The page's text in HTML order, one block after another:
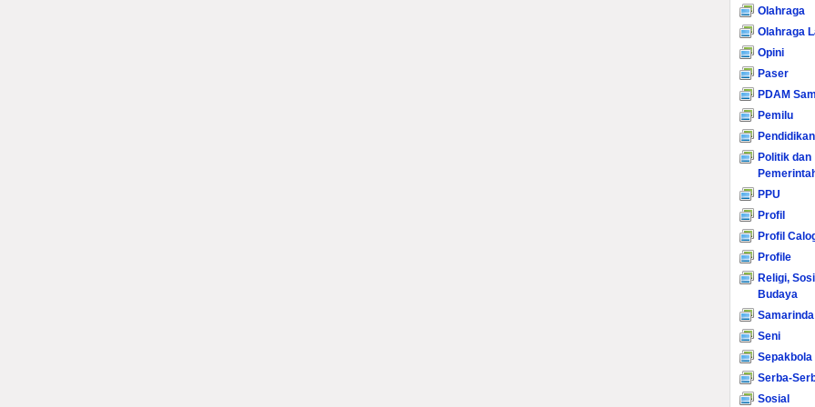
Olahraga
Olahraga
Opini
Paser
PDAM
Pemilu
Pendidikan
Politik dan
PPU
Profil
Profil
Profile
Religi,
Budaya
Samarinda
Seni
Sepakbola
Serba-
Sosial